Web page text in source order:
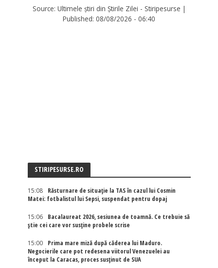
Source: Ultimele știri din Știrile Zilei - Stiripesurse |
Published: 08/08/2026 - 06:40
STIRIPESURSE.RO
15:08
Răsturnare de situație la TAS în cazul lui Cosmin
Matei: fotbalistul lui Sepsi, suspendat pentru dopaj
15:06
Bacalaureat 2026, sesiunea de toamnă. Ce trebuie să
știe cei care vor susține probele scrise
15:00
Prima mare miză după căderea lui Maduro.
Negocierile care pot redesena viitorul Venezuelei au
început la Caracas, proces susținut de SUA